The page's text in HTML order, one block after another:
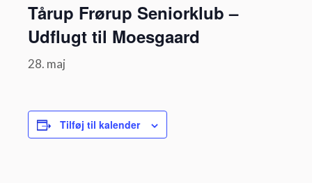
Tårup Frørup Seniorklub –
Udflugt til Moesgaard
28. maj
Tilføj til kalender